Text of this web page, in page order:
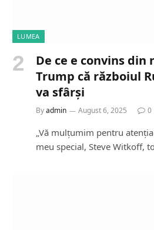
LUMEA
De ce e convins din
Trump că războiul
va sfârși
Byadmin August 6, 2025 0
„Vă mulțumim pentru
meu special, Steve Witkoff,